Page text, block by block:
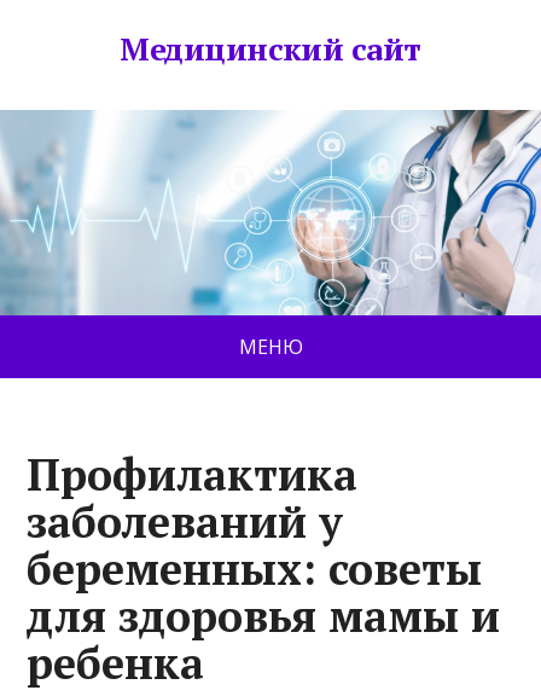
Медицинский сайт
МЕНЮ
Профилактика
заболеваний у
беременных: советы
для здоровья мамы и
ребенка